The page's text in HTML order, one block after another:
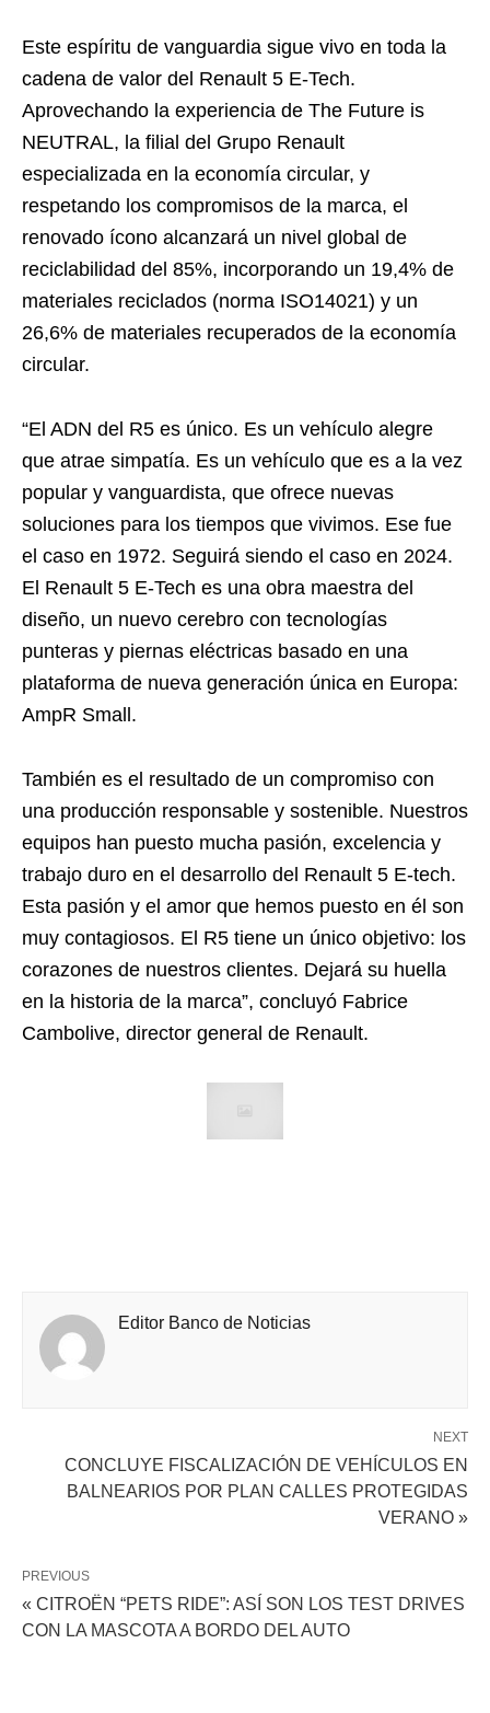
Este espíritu de vanguardia sigue vivo en toda la
cadena de valor del Renault 5 E-Tech.
Aprovechando la experiencia de The Future is
NEUTRAL, la filial del Grupo Renault
especializada en la economía circular, y
respetando los compromisos de la marca, el
renovado ícono alcanzará un nivel global de
reciclabilidad del 85%, incorporando un 19,4% de
materiales reciclados (norma ISO14021) y un
26,6% de materiales recuperados de la economía
circular.
“El ADN del R5 es único. Es un vehículo alegre
que atrae simpatía. Es un vehículo que es a la vez
popular y vanguardista, que ofrece nuevas
soluciones para los tiempos que vivimos. Ese fue
el caso en 1972. Seguirá siendo el caso en 2024.
El Renault 5 E-Tech es una obra maestra del
diseño, un nuevo cerebro con tecnologías
punteras y piernas eléctricas basado en una
plataforma de nueva generación única en Europa:
AmpR Small.
También es el resultado de un compromiso con
una producción responsable y sostenible. Nuestros
equipos han puesto mucha pasión, excelencia y
trabajo duro en el desarrollo del Renault 5 E-tech.
Esta pasión y el amor que hemos puesto en él son
muy contagiosos. El R5 tiene un único objetivo: los
corazones de nuestros clientes. Dejará su huella
en la historia de la marca”, concluyó Fabrice
Cambolive, director general de Renault.
Editor Banco de Noticias
NEXT
CONCLUYE FISCALIZACIÓN DE VEHÍCULOS EN
BALNEARIOS POR PLAN CALLES PROTEGIDAS
VERANO »
PREVIOUS
« CITROËN “PETS RIDE”: ASÍ SON LOS TEST DRIVES
CON LA MASCOTA A BORDO DEL AUTO